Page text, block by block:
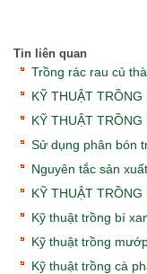
Tin liên quan
Trồng rác rau củ
KỸ THUẬT TRỒNG
KỸ THUẬT TRỒNG
Sử dụng phân bón
Nguyên tắc sản
KỸ THUẬT
Kỹ thuật trồng bí
Kỹ thuật trồng
Kỹ thuật trồng cà